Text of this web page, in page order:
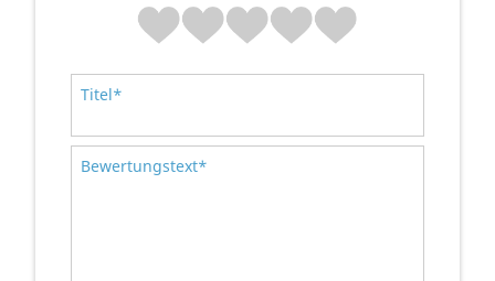
Titel*
Bewertungstext*